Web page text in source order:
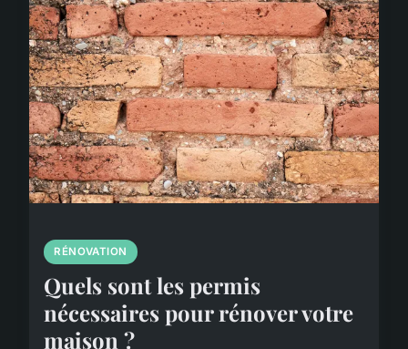
RÉNOVATION
Quels sont les permis
nécessaires pour rénover votre
maison ?